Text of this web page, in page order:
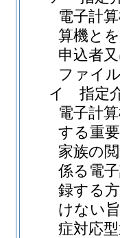
電子計
算機と
申込者
ファイ
イ
指定
電子計
する重
家族の
係る電
録する
けない
症対応